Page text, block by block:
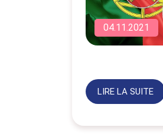
04.11.2021
LIRE LA SUITE